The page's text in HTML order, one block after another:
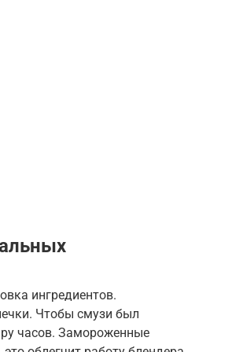
ингредиентов.
Чтобы смузи был
часов. Замороженные